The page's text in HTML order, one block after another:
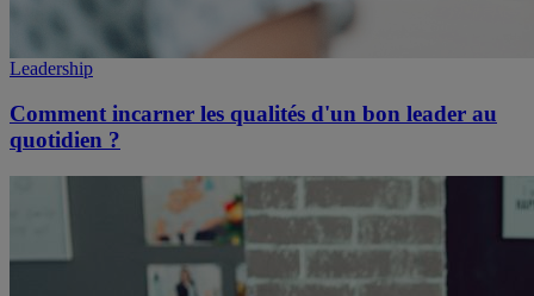
Leadership
Comment incarner les qualités d'un bon leader au
quotidien ?